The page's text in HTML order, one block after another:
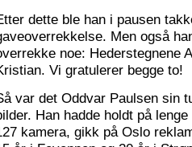
dette ble han i pausen
Men også
noe: Hederstegnene
Vi gratulerer begge to!
var det Oddvar Paulsen sin
Han hadde holdt på
kamera, gikk på Oslo